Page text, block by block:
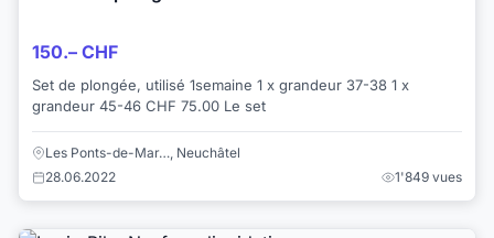
150.– CHF
Set de plongée, utilisé 1semaine 1 x grandeur 37-38 1 x
grandeur 45-46 CHF 75.00 Le set
Les Ponts-de-Mar…, Neuchâtel
28.06.2022
1'849 vues